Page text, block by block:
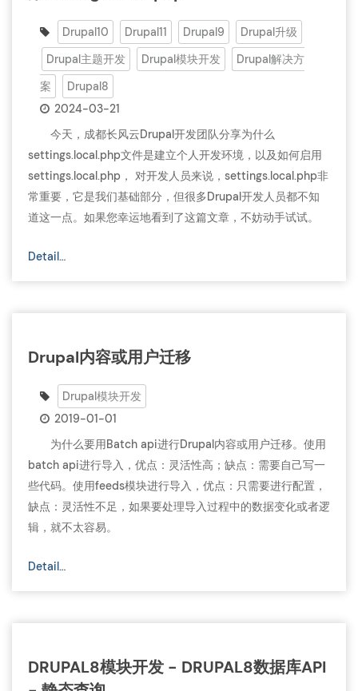
Drupal10 Drupal11 Drupal9
Drupal升级
Drupal主题开发
Drupal模块开发
Drupal解决方
案
Drupal8
2024-03-21
今天，成都长风云Drupal开发团队分享为什么
settings.local.php文件是建立个人开发环境，以及如何启用
settings.local.php， 对开发人员来说，settings.local.php非
常重要，它是我们基础部分，但很多Drupal开发人员都不知
道这一点。如果您幸运地看到了这篇文章，不妨动手试试。
Detail…
Drupal内容或用户迁移
Drupal模块开发
2019-01-01
为什么要用Batch api进行Drupal内容或用户迁移。使用
batch api进行导入，优点：灵活性高；缺点：需要自己写一
些代码。使用feeds模块进行导入，优点：只需要进行配置，
缺点：灵活性不足，如果要处理导入过程中的数据变化或者逻
辑，就不太容易。
Detail…
DRUPAL8模块开发 - DRUPAL8数据库API